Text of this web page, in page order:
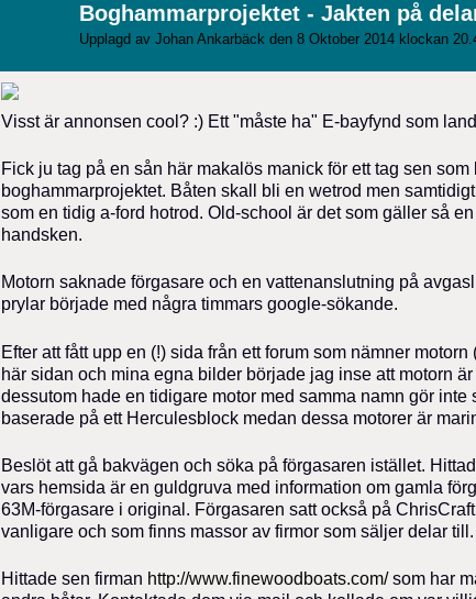
Boghammarprojektet - Jakten på
Upplagd av Johan Ankarbäck den 8 Oktober 2014 klockan
Visst är annonsen cool? :) Ett "måste ha" E-bayfynd som
Fick ju tag på en sån här makalös manick för ett tag sen som
boghammarprojektet. Båten skall bli en wetrod men
som en tidig a-ford hotrod. Old-school är det som gäller så
handsken.
Motorn saknade förgasare och en vattenanslutning på
prylar började med några timmars google-sökande.
Efter att fått upp en (!) sida från ett forum som nämner
här sidan och mina egna bilder började jag inse att motorn
dessutom hade en tidigare motor med samma namn gör
baserade på ett Herculesblock medan dessa motorer är
Beslöt att gå bakvägen och söka på förgasaren istället.
vars hemsida är en guldgruva med information om gamla
63M-förgasare i original. Förgasaren satt också på
vanligare och som finns massor av firmor som säljer delar till.
Hittade sen firman http://www.finewoodboats.com/ som har